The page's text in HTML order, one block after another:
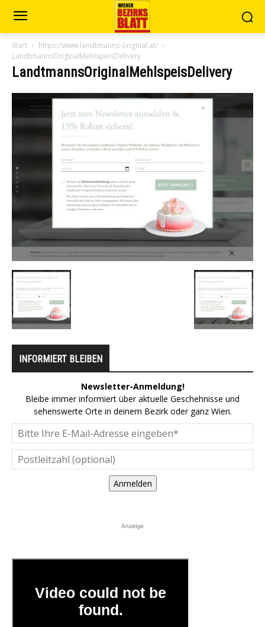
Start
https://www.landtmanns-original.at/
LandtmannsOriginalMehlspeisDelivery
LandtmannsOriginalMehlspeisDelivery
INFORMIERT BLEIBEN
Newsletter-Anmeldung!
Bleibe immer informiert über aktuelle Geschehnisse und
sehenswerte Orte in deinem Bezirk oder ganz Wien.
Anmelden
Anzeige